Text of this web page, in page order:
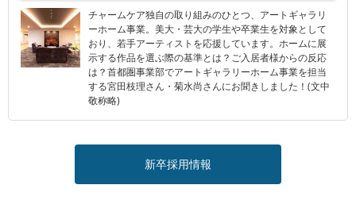
チャームケア独自の取り組みのひとつ、アートギャラリ
ーホーム事業。美大・芸大の学生や卒業生を対象として
おり、若手アーティストを応援しています。ホームに展
示する作品を選ぶ際の基準とは？ご入居者様からの反応
は？首都圏事業部でアートギャラリーホーム事業を担当
する宮田枝理さん・菊水尚さんにお聞きしました！(文中
敬称略)
新卒採用情報